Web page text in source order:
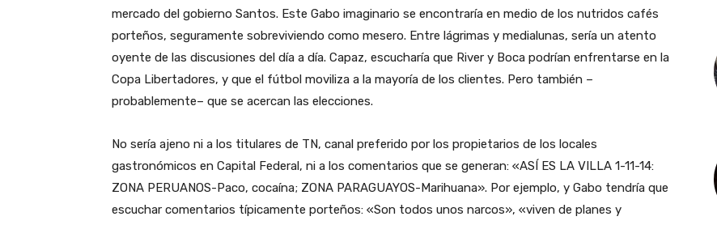
mercado del gobierno Santos. Este Gabo imaginario se encontraría en medio de los nutridos cafés
porteños, seguramente sobreviviendo como mesero. Entre lágrimas y medialunas, sería un atento
oyente de las discusiones del día a día. Capaz, escucharía que River y Boca podrían enfrentarse en la
Copa Libertadores, y que el fútbol moviliza a la mayoría de los clientes. Pero también –
probablemente– que se acercan las elecciones.
No sería ajeno ni a los titulares de TN, canal preferido por los propietarios de los locales
gastronómicos en Capital Federal, ni a los comentarios que se generan: «ASÍ ES LA VILLA 1-11-14:
ZONA PERUANOS-Paco, cocaína; ZONA PARAGUAYOS-Marihuana». Por ejemplo, y Gabo tendría que
escuchar comentarios típicamente porteños: «Son todos unos narcos», «viven de planes y